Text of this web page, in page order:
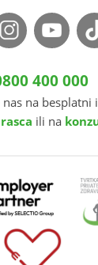
400 000
na
ili na